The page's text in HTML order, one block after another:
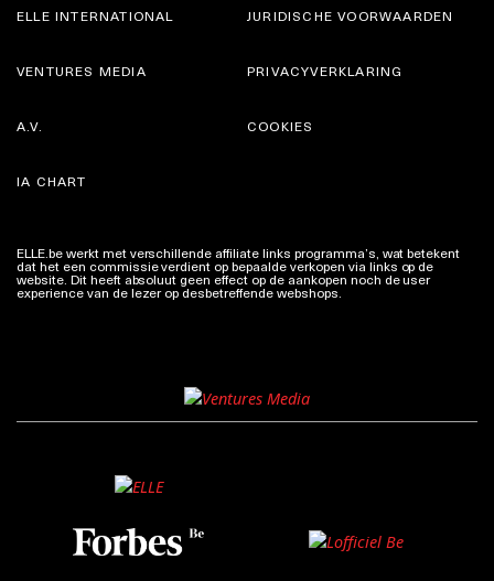
ELLE INTERNATIONAL
VENTURES MEDIA
JURIDISCHE VOORWAARDEN
PRIVACYVERKLARING
A.V.
IA CHART
COOKIES
ELLE.be werkt met verschillende affiliate links programma’s, wat betekent
dat het een commissie verdient op bepaalde verkopen via links op de
website. Dit heeft absoluut geen effect op de aankopen noch de user
experience van de lezer op desbetreffende webshops.